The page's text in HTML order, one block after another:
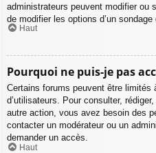
administrateurs peuvent modifier ou
de modifier les options d’un sondage
Haut
Pourquoi ne puis-je pas
Certains forums peuvent être limités
d’utilisateurs. Pour consulter,
autre action, vous avez besoin des
contacter un modérateur ou un
demander un accès.
Haut